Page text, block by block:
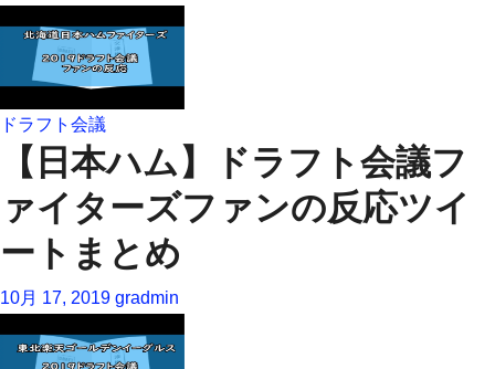
ドラフト会議
【日本ハム】ドラフト会議フ
ァイターズファンの反応ツイ
ートまとめ
10月 17, 2019 gradmin